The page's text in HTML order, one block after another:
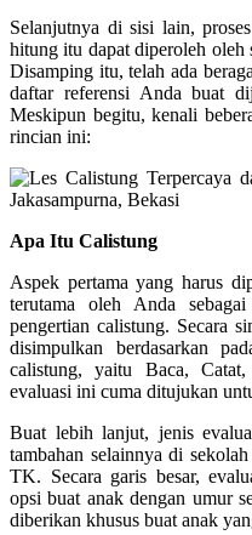
Selanjutnya di sisi lain,
hitung itu dapat diperoleh oleh
Disamping itu, telah ada
daftar referensi Anda buat
Meskipun begitu, kenali
rincian ini:
Apa Itu Calistung
Aspek pertama yang harus
terutama oleh Anda
pengertian calistung. Secara
disimpulkan berdasarkan
calistung, yaitu Baca,
evaluasi ini cuma ditujukan
Buat lebih lanjut, jenis
tambahan selainnya di
TK. Secara garis besar,
opsi buat anak dengan umur
diberikan khusus buat anak